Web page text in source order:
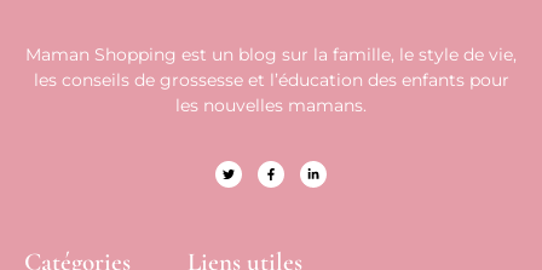
Maman Shopping est un blog sur la famille, le style de vie,
les conseils de grossesse et l’éducation des enfants pour
les nouvelles mamans.
Catégories Liens utiles